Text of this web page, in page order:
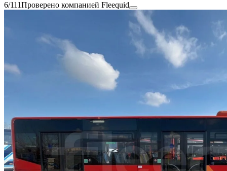
6/111Проверено компанией Fleequid